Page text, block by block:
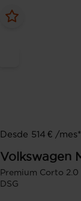
Desde 514 € /mes*
Volkswagen
Premium Corto 2.0
DSG